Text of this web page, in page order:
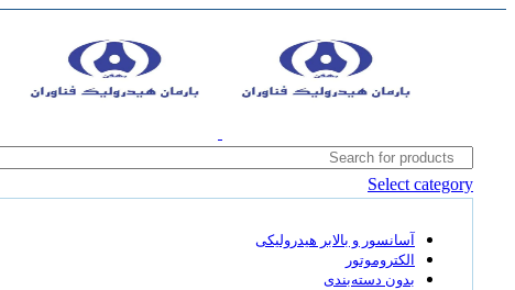
Select category
آسانسور و بالابر هیدرولیکی
الکتروموتور
بدون دسته‌بندی